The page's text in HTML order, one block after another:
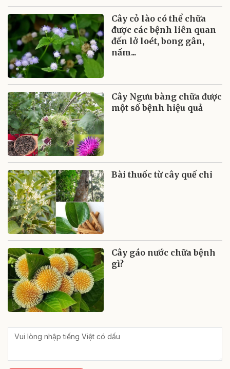
Cây cỏ lào có thể chữa
được các bệnh liên quan
đến lở loét, bong gân,
nấm...
Cây Ngưu bàng chữa được
một số bệnh hiệu quả
Bài thuốc từ cây quế chi
Cây gáo nước chữa bệnh
gì?